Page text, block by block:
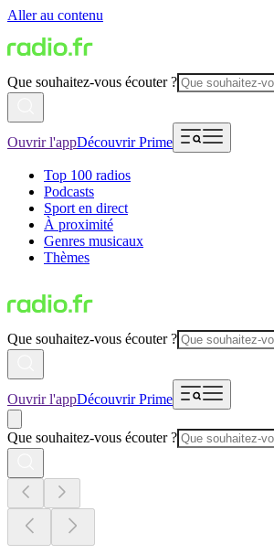
Aller au contenu
Que souhaitez-vous écouter ?
Ouvrir l'appDécouvrir Prime
Top 100 radios
Podcasts
Sport en direct
À proximité
Genres musicaux
Thèmes
Que souhaitez-vous écouter ?
Ouvrir l'appDécouvrir Prime
Que souhaitez-vous écouter ?